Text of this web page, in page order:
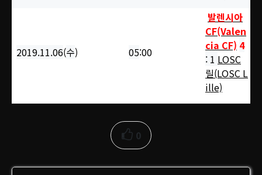
2019.11.06(수) 05:00
발렌시아
CF(Valen
cia CF) 4
: 1 LOSC
릴(LOSC L
ille)
0